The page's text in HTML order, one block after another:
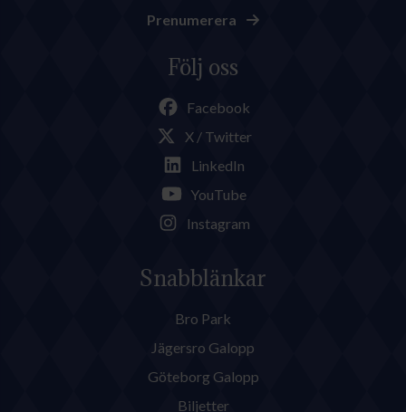
Prenumerera
Följ oss
Facebook
X / Twitter
LinkedIn
YouTube
Instagram
Snabblänkar
Bro Park
Jägersro Galopp
Göteborg Galopp
Biljetter